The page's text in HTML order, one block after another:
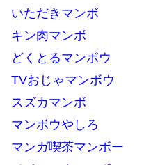
いただきマンボ
キン肉マンボ
どくとるマンボウ
TVおじゃマンボウ
スズカマンボ
マンボウやしろ
マンガ喫茶マンボー